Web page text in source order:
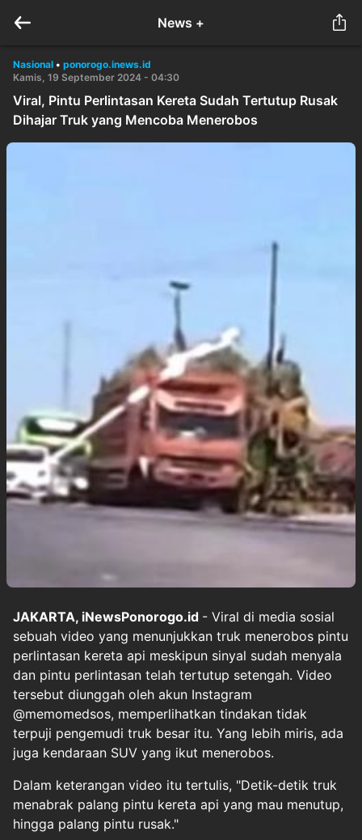
News +
Nasional • ponorogo.inews.id
Kamis, 19 September 2024 - 04:30
Viral, Pintu Perlintasan Kereta Sudah Tertutup Rusak
Dihajar Truk yang Mencoba Menerobos
JAKARTA, iNewsPonorogo.id - Viral di media sosial
sebuah video yang menunjukkan truk menerobos pintu
perlintasan kereta api meskipun sinyal sudah menyala
dan pintu perlintasan telah tertutup setengah. Video
tersebut diunggah oleh akun Instagram
@memomedsos, memperlihatkan tindakan tidak
terpuji pengemudi truk besar itu. Yang lebih miris, ada
juga kendaraan SUV yang ikut menerobos.
Dalam keterangan video itu tertulis, "Detik-detik truk
menabrak palang pintu kereta api yang mau menutup,
hingga palang pintu rusak."